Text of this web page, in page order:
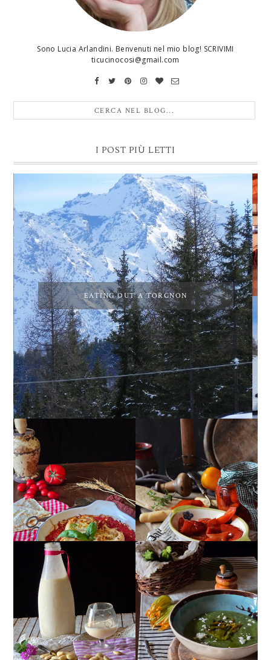
Sono Lucia Arlandini. Benvenuti nel mio blog! SCRIVIMI
ticucinocosi@gmail.com
I POST PIÙ LETTI
EATING OUT A TORGNON
GIRANDOLE DI
RICOTTA
PEPERONI ALLA
PIEMONTESE
MANDORLITO
CREMA ESTIVA DI
ZUCCHINE CON FIORI E
FETA